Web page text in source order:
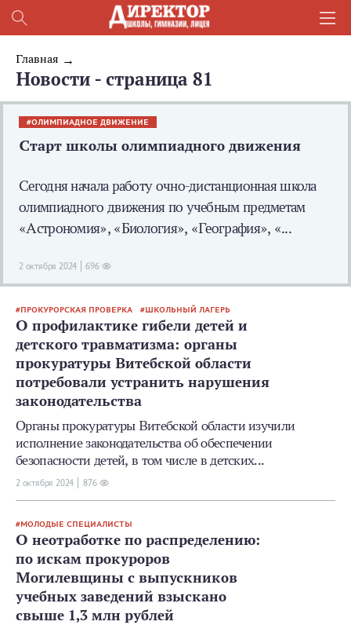
Главная
Новости - страница 81
ОЛИМПИАДНОЕ ДВИЖЕНИЕ
Старт школы олимпиадного движения
Сегодня начала работу очно-дистанционная школа
олимпиадного движения по учебным предметам
«Астрономия», «Биология», «География», «...
2 октября 2024 696
ПРОКУРОРСКАЯ ПРОВЕРКА ШКОЛЬНЫЙ ЛАГЕРЬ
О профилактике гибели детей и
детского травматизма: органы
прокуратуры Витебской области
потребовали устранить нарушения
законодательства
Органы прокуратуры Витебской области изучили
исполнение законодательства об обеспечении
безопасности детей, в том числе в детских...
2 октября 2024 876
МОЛОДЫЕ СПЕЦИАЛИСТЫ
О неотработке по распределению:
по искам прокуроров
Могилевщины с выпускников
учебных заведений взыскано
свыше 1,3 млн рублей